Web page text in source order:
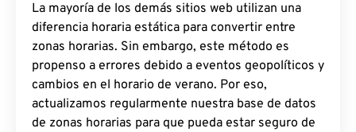
La mayoría de los demás sitios web utilizan una
diferencia horaria estática para convertir entre
zonas horarias. Sin embargo, este método es
propenso a errores debido a eventos geopolíticos y
cambios en el horario de verano. Por eso,
actualizamos regularmente nuestra base de datos
de zonas horarias para que pueda estar seguro de